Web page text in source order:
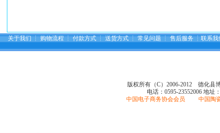
关于我们 ┆ 购物流程 ┆ 付款方式 ┆ 送货方式 ┆ 常见问题 ┆ 售后服务 ┆ 联系我
版权所有（C）2006-2012 德化县
电话：0595-23552006 地址
中国电子商务协会会员 中国陶